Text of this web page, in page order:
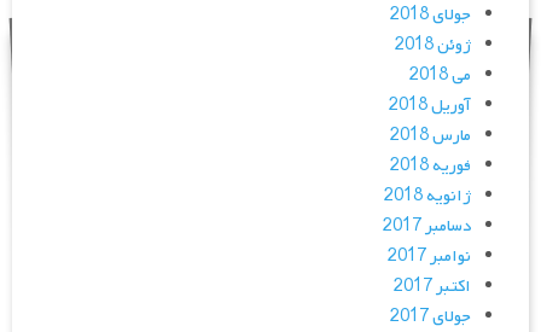
جولای 2018
ژوئن 2018
می 2018
آوریل 2018
مارس 2018
فوریه 2018
ژانویه 2018
دسامبر 2017
نوامبر 2017
اکتبر 2017
جولای 2017